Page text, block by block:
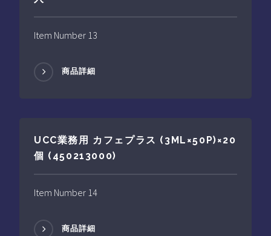
Item Number 13
商品詳細
UCC業務用 カフェプラス (3ML×50P)×20
個 (450213000)
Item Number 14
商品詳細